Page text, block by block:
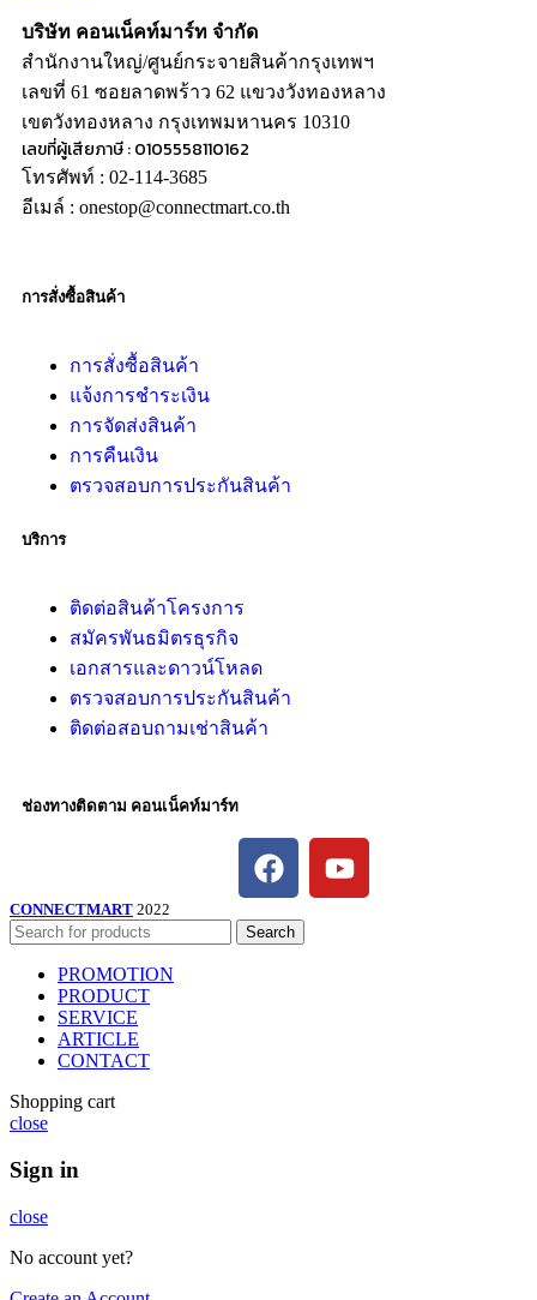
บริษัท คอนเน็คท์มาร์ท จำกัด
สำนักงานใหญ่/ศูนย์กระจายสินค้ากรุงเทพฯ
เลขที่ 61 ซอยลาดพร้าว 62 แขวงวังทองหลาง
เขตวังทองหลาง กรุงเทพมหานคร 10310
เลขที่ผู้เสียภาษี : 0105558110162
โทรศัพท์ : 02-114-3685
อีเมล์ : onestop@connectmart.co.th
การสั่งซื้อสินค้า
การสั่งซื้อสินค้า
แจ้งการชำระเงิน
การจัดส่งสินค้า
การคืนเงิน
ตรวจสอบการประกันสินค้า
บริการ
ติดต่อสินค้าโครงการ
สมัครพันธมิตรธุรกิจ
เอกสารและดาวน์โหลด
ตรวจสอบการประกันสินค้า
ติดต่อสอบถามเช่าสินค้า
ช่องทางติดตาม คอนเน็คท์มาร์ท
CONNECTMART 2022
Search
PROMOTION
PRODUCT
SERVICE
ARTICLE
CONTACT
Shopping cart
close
Sign in
close
No account yet?